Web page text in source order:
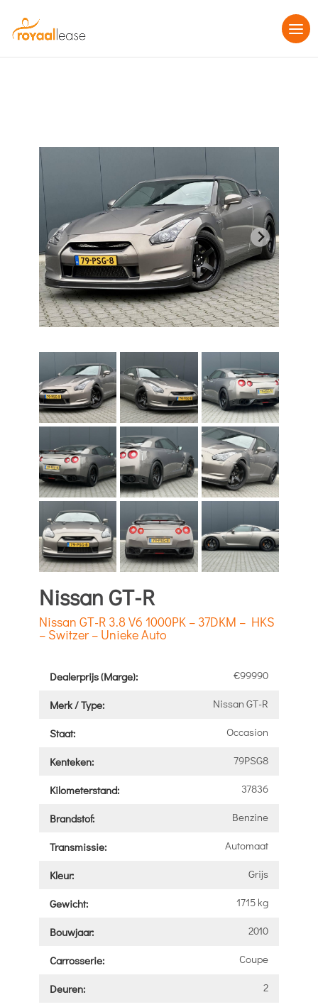
Nissan GT-R
Nissan GT-R 3.8 V6 1000PK – 37DKM – HKS
– Switzer – Unieke Auto
Dealerprijs (Marge): €99990
Merk / Type: Nissan GT-R
Staat: Occasion
Kenteken: 79PSG8
Kilometerstand: 37836
Brandstof: Benzine
Transmissie: Automaat
Kleur: Grijs
Gewicht: 1715 kg
Bouwjaar: 2010
Carrosserie: Coupe
Deuren: 2